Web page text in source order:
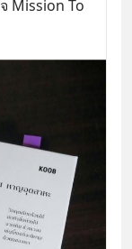
Mission To